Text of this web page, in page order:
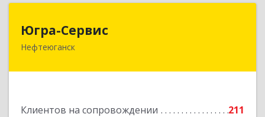
Югра-Сервис
Нефтеюганск
Клиентов на сопровождении
211
628303, Ханты-Мансийский Автономный округ
Подробнее